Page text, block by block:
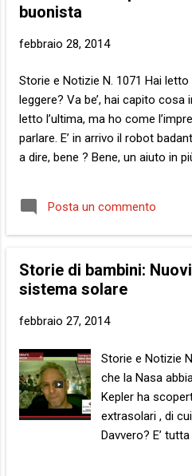
buonista
febbraio 28, 2014
Storie e Notizie N. 1071 Hai letto
leggere? Va be’, hai capito cosa
letto l’ultima, ma ho come
parlare. E’ in arrivo il robot
a dire, bene ? Bene, un aiuto in
dato alla testa. Non ti scaldare.
scaldare nel senso di calmarti,
questo allarmismo. Non lo
tutta la casa, fanno tutto loro e a
Quale mare? C’è la differenziata.
badante dovrebbe saper tostare
nonna mica cuocere i toast… E
sono come noi, fanno come gli
padroni a casa nostra. Chi? I
Posta un commento
Storie di bambini:
sistema solare
febbraio 27, 2014
Storie e Notizie
che la Nasa
Kepler ha
extrasolari , di
Davvero? E’